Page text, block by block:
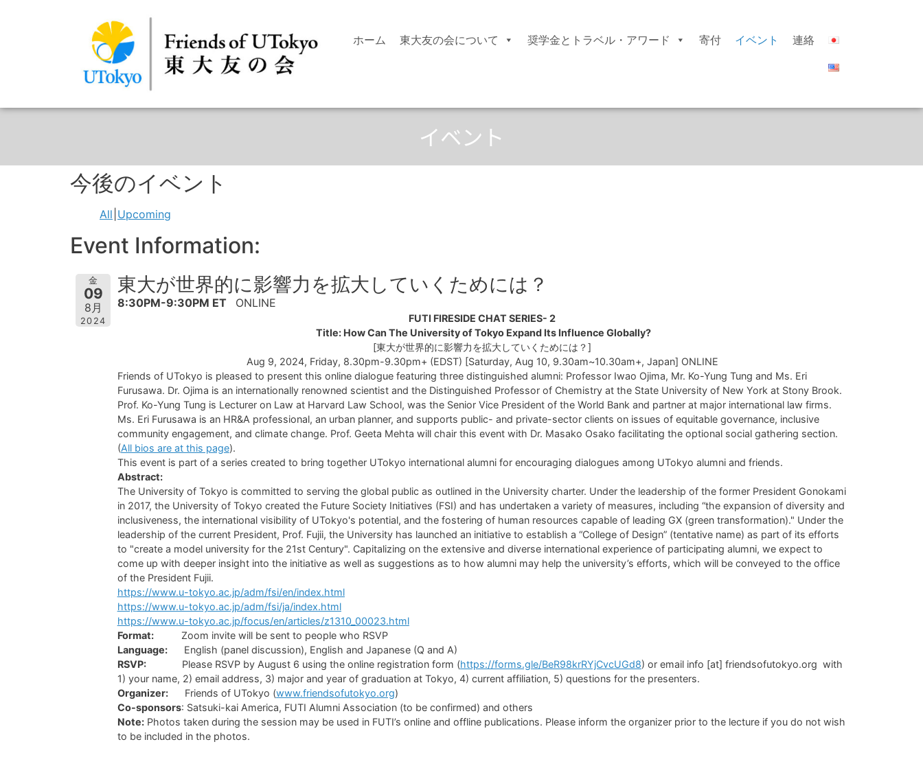
ホーム 東大友の会について 奨学金とトラベル・アワード 寄付 イベント 連絡
イベント
今後のイベント
All Upcoming
Event Information:
金
09
8月
2024
東大が世界的に影響力を拡大していくためには？
8:30PM-9:30PM ET ONLINE
FUTI FIRESIDE CHAT SERIES- 2
Title: How Can The University of Tokyo Expand Its Influence Globally?
[東大が世界的に影響力を拡大していくためには？]
Aug 9, 2024, Friday, 8.30pm-9.30pm+ (EDST) [Saturday, Aug 10, 9.30am~10.30am+, Japan] ONLINE
Friends of UTokyo is pleased to present this online dialogue featuring three distinguished alumni: Professor Iwao Ojima, Mr. Ko-Yung Tung and Ms. Eri
Furusawa. Dr. Ojima is an internationally renowned scientist and the Distinguished Professor of Chemistry at the State University of New York at Stony Brook.
Prof. Ko-Yung Tung is Lecturer on Law at Harvard Law School, was the Senior Vice President of the World Bank and partner at major international law firms.
Ms. Eri Furusawa is an HR&A professional, an urban planner, and supports public- and private-sector clients on issues of equitable governance, inclusive
community engagement, and climate change. Prof. Geeta Mehta will chair this event with Dr. Masako Osako facilitating the optional social gathering section.
(All bios are at this page).
This event is part of a series created to bring together UTokyo international alumni for encouraging dialogues among UTokyo alumni and friends.
Abstract:
The University of Tokyo is committed to serving the global public as outlined in the University charter. Under the leadership of the former President Gonokami
in 2017, the University of Tokyo created the Future Society Initiatives (FSI) and has undertaken a variety of measures, including “the expansion of diversity and
inclusiveness, the international visibility of UTokyo's potential, and the fostering of human resources capable of leading GX (green transformation)." Under the
leadership of the current President, Prof. Fujii, the University has launched an initiative to establish a “College of Design” (tentative name) as part of its efforts
to "create a model university for the 21st Century". Capitalizing on the extensive and diverse international experience of participating alumni, we expect to
come up with deeper insight into the initiative as well as suggestions as to how alumni may help the university’s efforts, which will be conveyed to the office
of the President Fujii.
https://www.u-tokyo.ac.jp/adm/fsi/en/index.html
https://www.u-tokyo.ac.jp/adm/fsi/ja/index.html
https://www.u-tokyo.ac.jp/focus/en/articles/z1310_00023.html
Format:Zoom invite will be sent to people who RSVP
Language:English (panel discussion), English and Japanese (Q and A)
RSVP:Please RSVP by August 6 using the online registration form (https://forms.gle/BeR98krRYjCvcUGd8) or email info [at] friendsofutokyo.org with
1) your name, 2) email address, 3) major and year of graduation at Tokyo, 4) current affiliation, 5) questions for the presenters.
Organizer:Friends of UTokyo (www.friendsofutokyo.org)
Co-sponsors: Satsuki-kai America, FUTI Alumni Association (to be confirmed) and others
Note:Photos taken during the session may be used in FUTI’s online and offline publications. Please inform the organizer prior to the lecture if you do not wish
to be included in the photos.